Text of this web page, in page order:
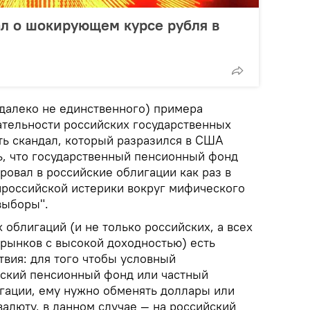
о шокирующем курсе рубля в
не единственного) примера
российских государственных
скандал, который разразился в США
что государственный пенсионный фонд
в российские облигации как раз в
истерики вокруг мифического
(и не только российских, а всех
с высокой доходностью) есть
для того чтобы условный
пенсионный фонд или частный
ему нужно обменять доллары или
в данном случае — на российский